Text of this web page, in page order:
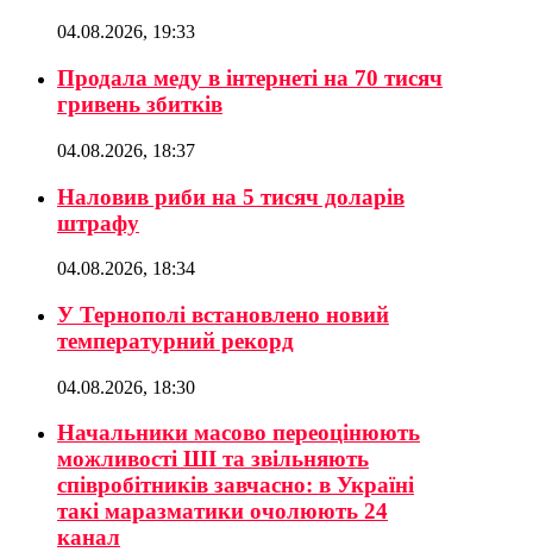
04.08.2026, 19:33
Продала меду в інтернеті на 70 тисяч
гривень збитків
04.08.2026, 18:37
Наловив риби на 5 тисяч доларів
штрафу
04.08.2026, 18:34
У Тернополі встановлено новий
температурний рекорд
04.08.2026, 18:30
Начальники масово переоцінюють
можливості ШІ та звільняють
співробітників завчасно: в Україні
такі маразматики очолюють 24
канал